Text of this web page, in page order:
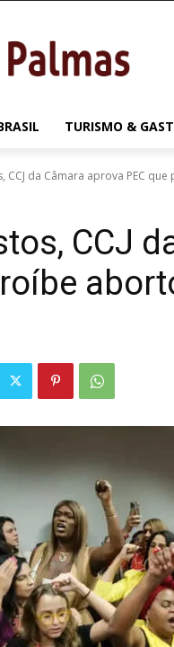
TURISMO &
CCJ da Câmara aprova PEC
CCJ